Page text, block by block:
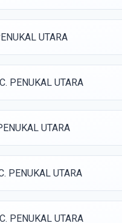
UTARA
PENUKAL UTARA
UTARA
PENUKAL UTARA
PENUKAL UTARA